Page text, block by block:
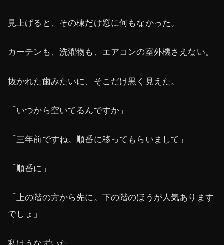
見上げると、その棟だけ窓に何もなかった。
カーテンも、洗濯物も、エアコンの室外機さえない。
抜かれた歯みたいに、そこだけ黒く見えた。
「いつから空いてるんですか」
「三年前ですね。順番に移ってもらいまして」
「順番に」
「上の階の方から先に。下の階のほうが人気あります
でしょ」